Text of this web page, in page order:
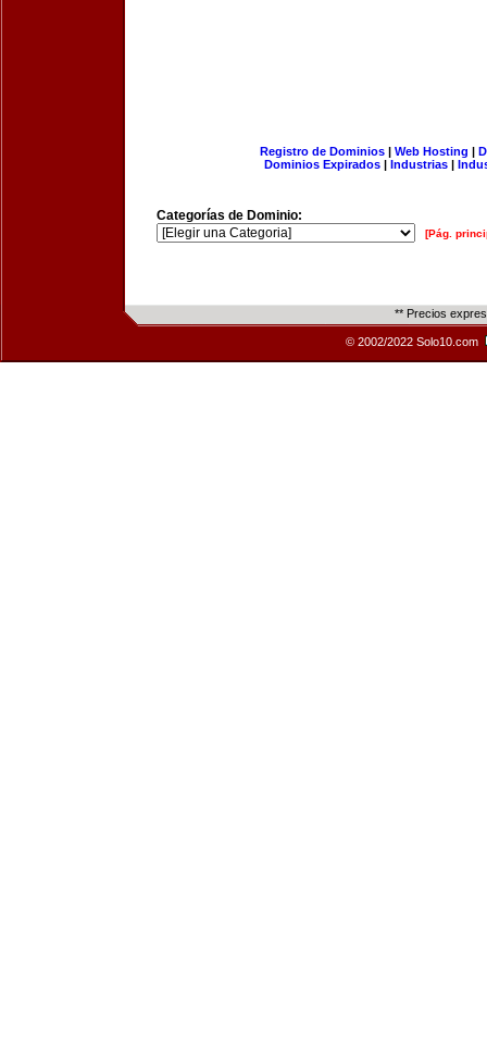
Registro de Dominios| Web Hosting |
Dominios Expirados | Industrias |
Categorías de Dominio:
[Pág.
** Precios
© 2002/2022 Solo10.com